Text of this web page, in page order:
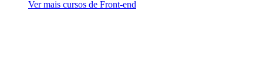
Ver mais cursos de Front-end